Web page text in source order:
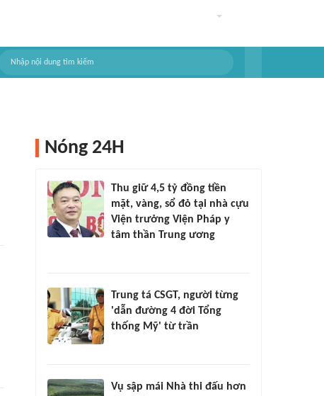
Nóng 24H
Thu giữ 4,5 tỷ đồng tiền
mặt, vàng, sổ đỏ tại nhà cựu
Viện trưởng Viện Pháp y
tâm thần Trung ương
Trung tá CSGT, người từng
'dẫn đường 4 đời Tổng
thống Mỹ' từ trần
Vụ sập mái Nhà thi đấu hơn